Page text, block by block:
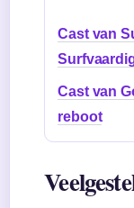
Cast van
Cast van
reboot